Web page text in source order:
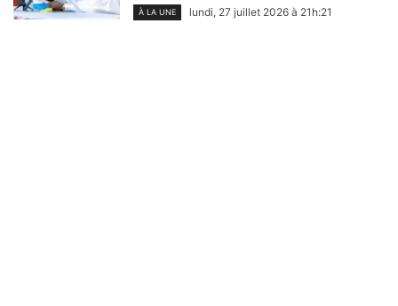
À LA UNE lundi, 27 juillet 2026 à 21h:21